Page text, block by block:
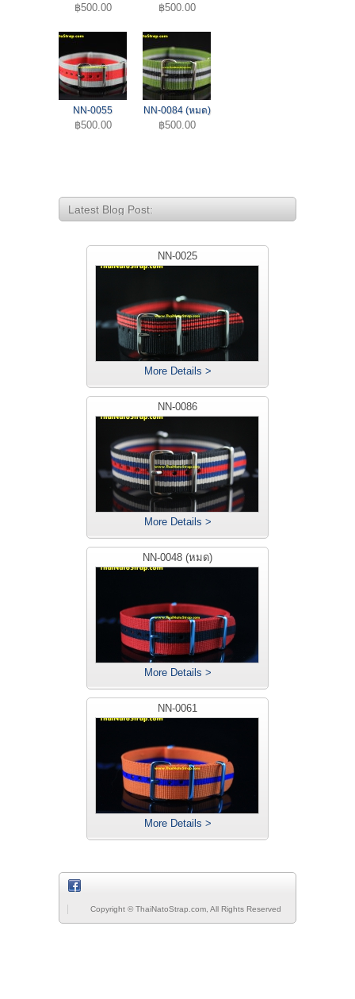
฿500.00 ฿500.00
NN-0055
฿500.00
NN-0084 (หมด)
฿500.00
Latest Blog Post:
NN-0025
More Details >
NN-0086
More Details >
NN-0048 (หมด)
More Details >
NN-0061
More Details >
Copyright © ThaiNatoStrap.com, All Rights Reserved